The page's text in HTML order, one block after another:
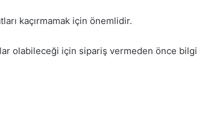
kaçırmamak için önemlidir.
olabileceği için sipariş vermeden önce bilgi